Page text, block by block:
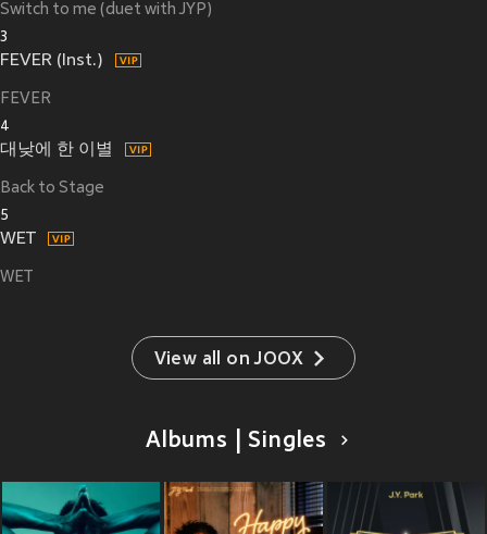
Switch to me (duet with JYP)
3
FEVER (Inst.)
FEVER
4
대낮에 한 이별
Back to Stage
5
WET
WET
View all on JOOX
Albums | Singles